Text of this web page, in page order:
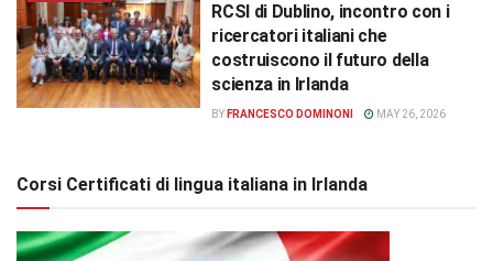
RCSI di Dublino, incontro con i
ricercatori italiani che
costruiscono il futuro della
scienza in Irlanda
BY FRANCESCO DOMINONI MAY 26, 2026
Corsi Certificati di lingua italiana in Irlanda